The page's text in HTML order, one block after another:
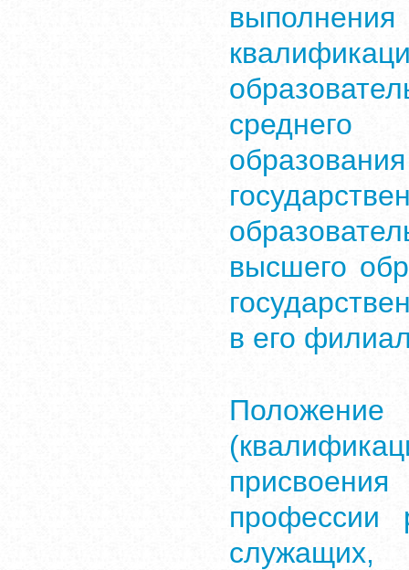
среднего
высшего
в его
профессии